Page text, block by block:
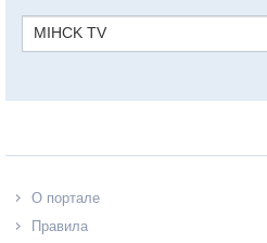
MIHCK TV
О портале
Правила